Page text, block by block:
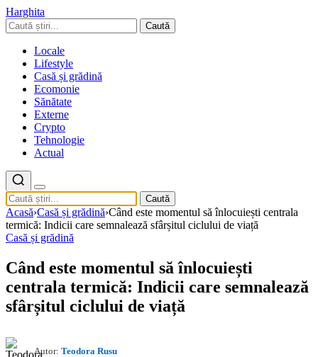
Harghita
Caută
Locale
Lifestyle
Casă și grădină
Ecomonie
Sănătate
Externe
Crypto
Tehnologie
Actual
Caută
Acasă›Casă și grădină›Când este momentul să înlocuiești centrala
termică: Indicii care semnalează sfârșitul ciclului de viață
Casă și grădină
Când este momentul să înlocuiești
centrala termică: Indicii care semnalează
sfârșitul ciclului de viață
Autor: Teodora Rusu